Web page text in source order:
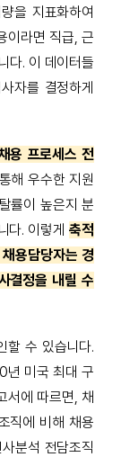
을 지표화하여
이라면 직급, 근
다. 이 데이터들
자를 결정하게
용 프로세스 전
해 우수한 지원
률이 높은지 분
다. 이렇게축적
용담당자는 경
결정을 내릴 수
할 수 있습니다.
미국 최대 구
서에 따르면, 채
직에 비해 채용
분석 전담조직